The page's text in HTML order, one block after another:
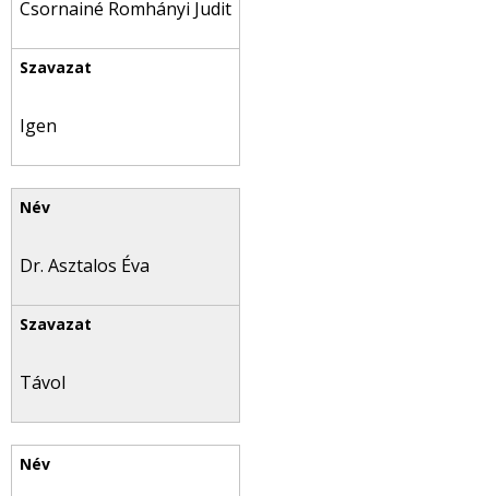
Csornainé Romhányi Judit
Igen
Dr. Asztalos Éva
Távol